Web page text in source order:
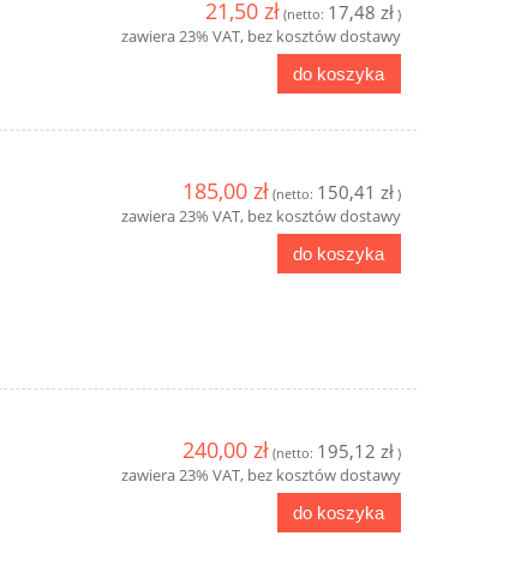
21,50 zł (netto: 17,48 zł)
zawiera 23% VAT, bez kosztów dostawy
do koszyka
185,00 zł (netto: 150,41 zł)
zawiera 23% VAT, bez kosztów dostawy
do koszyka
240,00 zł (netto: 195,12 zł)
zawiera 23% VAT, bez kosztów dostawy
do koszyka